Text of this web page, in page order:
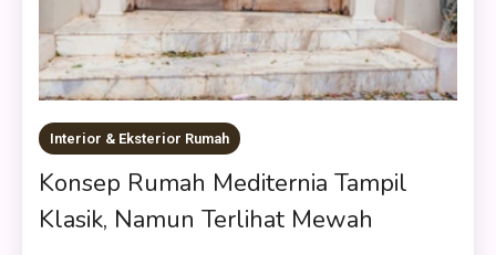
Interior & Eksterior Rumah
Konsep Rumah Mediternia Tampil
Klasik, Namun Terlihat Mewah